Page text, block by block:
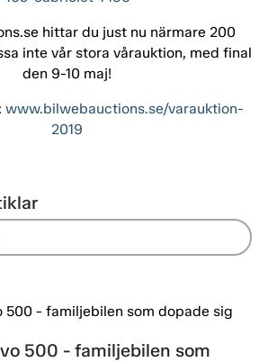
hittar du just nu närmare 200
inte vår stora vårauktion, med final
den 9-10 maj!
www.bilwebauctions.se/varauktion-
2019
500 - familjebilen som